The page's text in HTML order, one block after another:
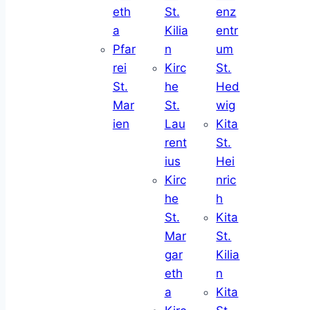
eth
a
Pfar
rei
St.
Mar
ien
St.
Kilia
n
Kirc
he
St.
Lau
rent
ius
Kirc
he
St.
Mar
gar
eth
a
enz
entr
um
St.
Hed
wig
Kita
St.
Hei
nric
h
Kita
St.
Kilia
n
Kita